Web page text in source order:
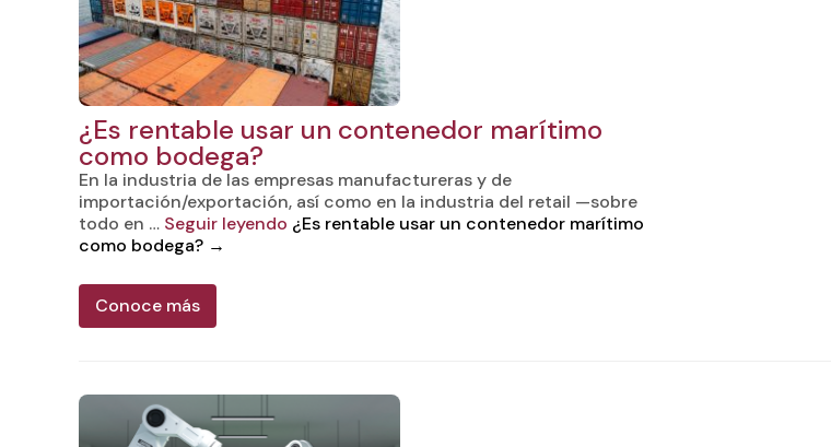
¿Es rentable usar un contenedor marítimo
como bodega?
En la industria de las empresas manufactureras y de
importación/exportación, así como en la industria del retail —sobre
todo en … Seguir leyendo ¿Es rentable usar un contenedor marítimo
como bodega? →
Conoce más